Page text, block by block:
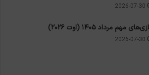
2026-07-30
مهم مرداد ۱۴۰۵ (اوت ۲۰۲۶)
2026-07-30